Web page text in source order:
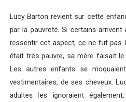
Lucy Barton revient sur cette
par la pauvreté. Si certains
ressentir cet aspect, ce ne fut pas
était très pauvre, sa mère faisait
Les autres enfants se
vestimentaires, de ses cheveux.
adultes les ignoraient